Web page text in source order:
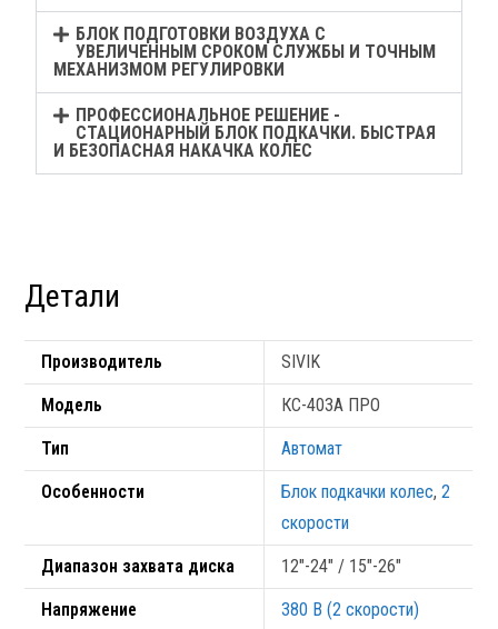
БЛОК ПОДГОТОВКИ ВОЗДУХА С
УВЕЛИЧЕННЫМ СРОКОМ СЛУЖБЫ И ТОЧНЫМ
МЕХАНИЗМОМ РЕГУЛИРОВКИ
ПРОФЕССИОНАЛЬНОЕ РЕШЕНИЕ -
СТАЦИОНАРНЫЙ БЛОК ПОДКАЧКИ. БЫСТРАЯ
И БЕЗОПАСНАЯ НАКАЧКА КОЛЕС
Детали
Производитель SIVIK
Модель КС-403А ПРО
Тип Автомат
Особенности Блок подкачки колес,2
скорости
Диапазон захвата диска 12"-24" / 15"-26"
Напряжение 380 В (2 скорости)